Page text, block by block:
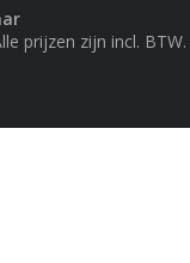
prijzen zijn incl. BTW.